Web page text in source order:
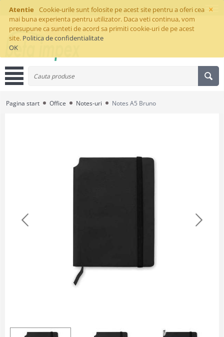
×
Atentie
Cookie-urile sunt folosite pe acest site pentru a oferi cea
mai buna experienta pentru utilizator. Daca veti continua, vom
presupune ca sunteti de acord sa primiti cookie-uri de pe acest
site. Politica de confidentialitate
OK
Pagina start Office Notes-uri Notes A5 Bruno